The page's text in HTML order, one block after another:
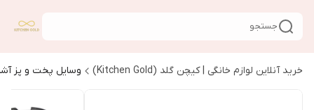
جستجو
خرید آنلاین لوازم خانگی | کیچن گلد (Kitchen Gold) وسایل پخت و پز